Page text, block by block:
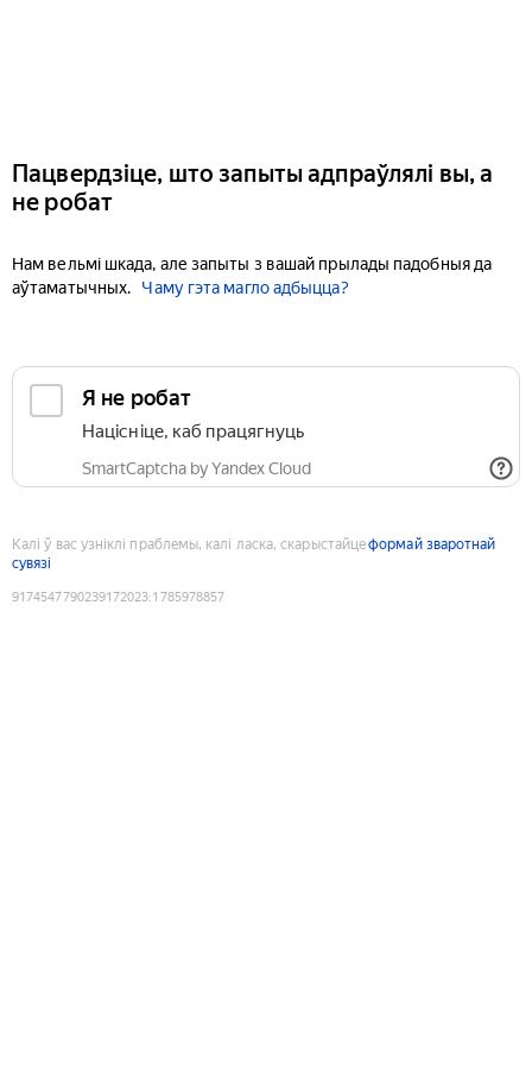
Пацвердзіце, што запыты адпраўлялі вы, а
не робат
Нам вельмі шкада, але запыты з вашай прылады падобныя да
аўтаматычных.
Чаму гэта магло адбыцца?
Я не робат
Націсніце, каб працягнуць
SmartCaptcha by Yandex Cloud
Калі ў вас узніклі праблемы, калі ласка, скарыстайцеформай зваротнай
сувязі
9174547790239172023:1785978857